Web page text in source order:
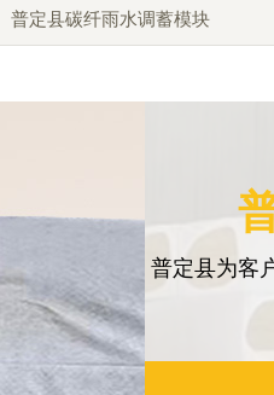
普定县碳纤雨水调蓄模块
普定县为客